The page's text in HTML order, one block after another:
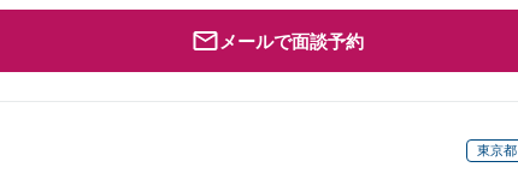
メールで面談予約
東京都